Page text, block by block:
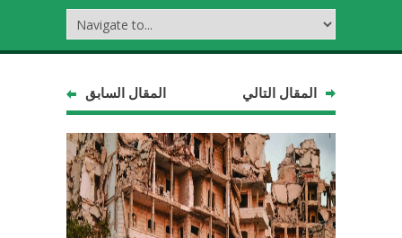
المقال السابق المقال التالي